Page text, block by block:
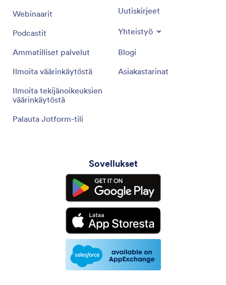
Webinaarit
Podcastit
Ammatilliset palvelut
Ilmoita väärinkäytöstä
Ilmoita tekijänoikeuksien
väärinkäytöstä
Palauta Jotform-tili
Uutiskirjeet
Yhteistyö
Blogi
Asiakastarinat
Sovellukset